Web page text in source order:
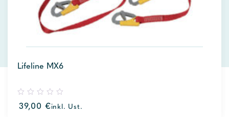
Lifeline MX6
out
39,00 €inkl. Ust.